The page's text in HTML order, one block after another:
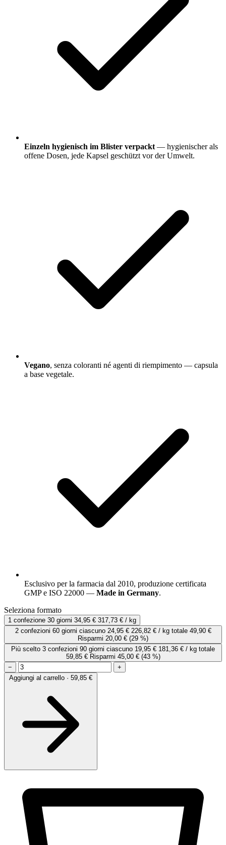
Einzeln hygienisch im Blister verpackt — hygienischer als
offene Dosen, jede Kapsel geschützt vor der Umwelt.
Vegano, senza coloranti né agenti di riempimento — capsula
a base vegetale.
Esclusivo per la farmacia dal 2010, produzione certificata
GMP e ISO 22000 — Made in Germany.
Seleziona formato
1 confezione 30 giorni 34,95 € 317,73 € / kg
2 confezioni 60 giorni ciascuno 24,95 € 226,82 € / kg totale 49,90 €
Risparmi 20,00 € (29 %)
Più scelto 3 confezioni 90 giorni ciascuno 19,95 € 181,36 € / kg totale
59,85 € Risparmi 45,00 € (43 %)
−
+
Aggiungi al carrello · 59,85 €